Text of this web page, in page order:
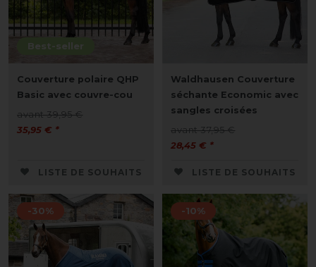
Best-seller
Couverture polaire QHP
Basic avec couvre-cou
avant 39,95 €
35,95 € *
LISTE DE SOUHAITS
Waldhausen Couverture
séchante Economic avec
sangles croisées
avant 37,95 €
28,45 € *
LISTE DE SOUHAITS
-30% -10%